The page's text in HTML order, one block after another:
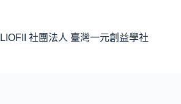
LIOFII 社團法人 臺灣一元創益學社